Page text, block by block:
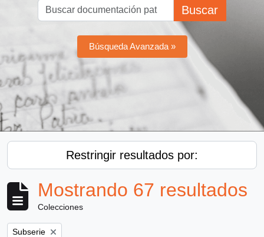
Buscar
Búsqueda Avanzada »
Restringir resultados por:
Mostrando 67 resultados
Colecciones
Remove filter:
Subserie